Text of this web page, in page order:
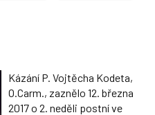
Kázání P. Vojtěcha Kodeta,
O.Carm., zaznělo 12. března
2017 o 2. neděli postní ve